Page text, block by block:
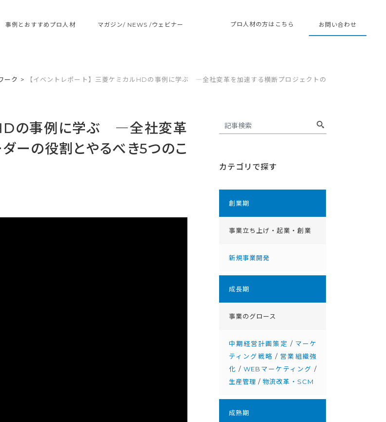
事例とおすすめプロ人材 マガジン/ NEWS /ウェビナー プロ人材の方はこちら お問い合わせ
ーク >
【イベントレポート】三菱ケミカルHDの事例に学ぶ ―全社変革を加速する横断プロジェクトの
HDの事例に学ぶ ―全社変革
ーの役割とやるべき5つのこ
カテゴリで探す
創業期
事業立ち上げ・起業・創業
新規事業開発
成⻑期
事業のグロース
中期経営計画策定 / マーケ
ティング戦略 / 営業組織強
化 / WEBマーケティング /
生産管理 /物流改革・SCM
成熟期